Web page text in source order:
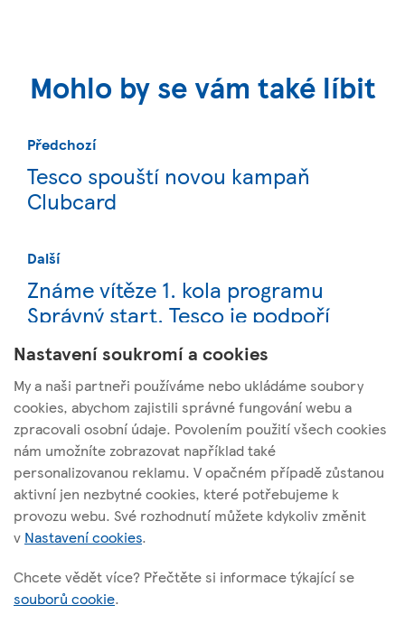
Mohlo by se vám také líbit
Předchozí
Tesco spouští novou kampaň
Clubcard
Další
Známe vítěze 1. kola programu
Správný start, Tesco je podpoří
částkou přes 3 miliony korun
Tesco Stores ČR, a. s.
Vršovická 1527/68b; 100 00 Praha 10
O těchto stránkách
Užitečné odkazy
Nastavení soukromí a cookies
My a naši partneři používáme nebo ukládáme soubory
cookies, abychom zajistili správné fungování webu a
zpracovali osobní údaje. Povolením použití všech cookies
nám umožníte zobrazovat například také
personalizovanou reklamu. V opačném případě zůstanou
aktivní jen nezbytné cookies, které potřebujeme k
provozu webu. Své rozhodnutí můžete kdykoliv změnit
v Nastavení cookies.
Chcete vědět více? Přečtěte si informace týkající se
souborů cookie.